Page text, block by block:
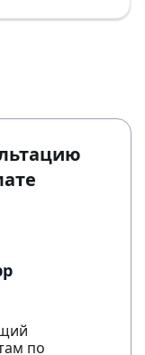
по